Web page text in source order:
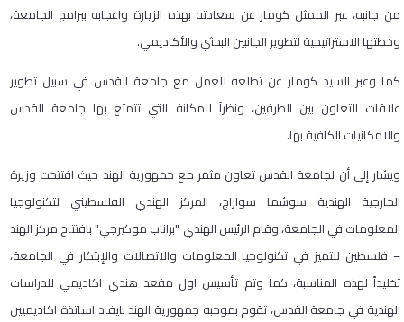
من جانبه، عبر الممثل كومار عن سعادته بهذه الزيارة واعجابه ببرامج الجامعة،
وخطتها الاستراتيجية لتطوير الجانبين البحثي والأكاديمي.
كما وعبر السيد كومار عن تطلعه للعمل مع جامعة القدس في سبيل تطوير
علاقات التعاون بين الطرفين، ونظراً للمكانة التي تتمتع بها جامعة القدس
والامكانيات الكافية بها.
ويشار إلى أن لجامعة القدس تعاون مثمر مع جمهورية الهند حيث افتتحت وزيرة
الخارجية الهندية سوشما سواراج، المركز الهندي الفلسطيني لتكنولوجيا
المعلومات في الجامعة، وقام الرئيس الهندي "براناب موكيرجي" بافتتاح مركز الهند
– فلسطين للتميز في تكنولوجيا المعلومات والاتصالات والإبتكار في الجامعة،
تخليداً لهذه المناسبة، كما وتم تأسيس اول مقعد هندي اكاديمي للدراسات
الهندية في جامعة القدس، تقوم بموجبه جمهورية الهند بايفاد اساتذة اكاديميين